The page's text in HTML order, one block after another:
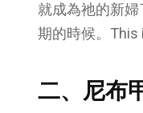
就成為祂的新
期的時候。This
二、尼布